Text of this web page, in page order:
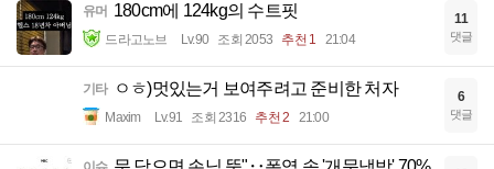
유머 180cm에 124kg의 수트핏
드라고노브 Lv.90 조회 2053 추천 1 21:04
11
댓글
기타 ㅇㅎ)멋있는거 보여주려고 준비한 처자
Maxim Lv.91 조회 2316 추천 2 21:00
6
댓글